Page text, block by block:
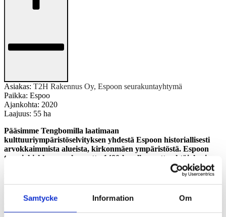
Samtycke Information Om
Asiakas: T2H Rakennus Oy, Espoon seurakuntayhtymä
Paikka: Espoo
Ajankohta: 2020
Laajuus: 55 ha
Pääsimme Tengbomilla laatimaan
kulttuuriympäristöselvityksen yhdestä Espoon historiallisesti
arvokkaimmista alueista, kirkonmäen ympäristöstä. Espoon
tuomiokirkko on rakennettu 1480-luvulla, mutta yhtäjaksoinen
peltoviljely jokilaakson alueella on alkanut jo 1000-luvulla.
Historian havinan tuntee hyvin kauniissa jokilaaksossa, jossa
harmaakivikirkon lisäksi sijaitsee muun muassa pappila,
pitäjäntupa, vanhojen tilojen päärakennuksia sekä Espoon
ensimmäinen kansakoulu.